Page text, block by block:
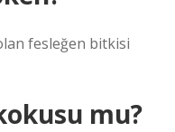
fesleğen bitkisi
mu?